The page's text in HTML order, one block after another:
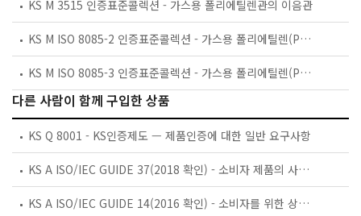
KS M 3515 인증표준콜렉션 - 가스용 폴리에틸렌관의 이음관
KS M ISO 8085-2 인증표준콜렉션 - 가스용 폴리에틸렌(PE) 이음관－제2부：스피곳 이음관
KS M ISO 8085-3 인증표준콜렉션 - 가스용 폴리에틸렌(PE) 이음관 - 제3부 : 전기융착 이음관
다른 사람이 함께 구입한 상품
KS Q 8001 - KS인증제도 — 제품인증에 대한 일반 요구사항
KS A ISO/IEC GUIDE 37(2018 확인) - 소비자 제품의 사용 설명서에 대한 지침
KS A ISO/IEC GUIDE 14(2016 확인) - 소비자를 위한 상품 및 서비스의 구매 정보에 대한 지침